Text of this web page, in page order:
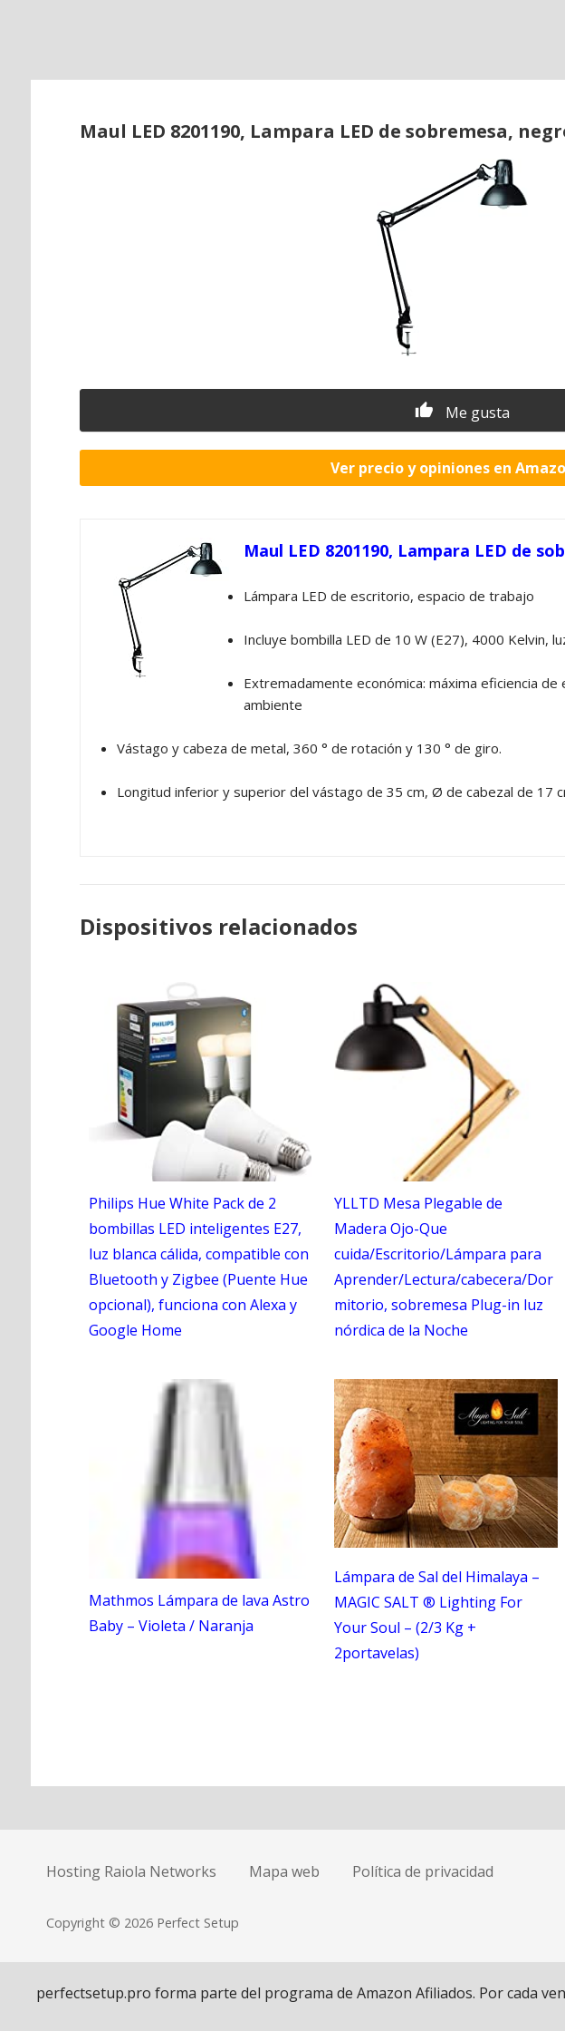
Maul LED 8201190, Lampara LED de sobremesa,
Me gusta
Ver precio y opiniones en
Maul LED 8201190, Lampara LED de
Lámpara LED de escritorio, espacio de trabajo
Incluye bombilla LED de 10 W (E27), 4000 Kelvin,
Extremadamente económica: máxima eficiencia
ambiente
Vástago y cabeza de metal, 360 ° de rotación y 130 ° de giro.
Longitud inferior y superior del vástago de 35 cm, Ø de cabezal de 17
Dispositivos relacionados
Philips Hue White Pack de 2
bombillas LED inteligentes E27,
luz blanca cálida, compatible con
Bluetooth y Zigbee (Puente Hue
opcional), funciona con Alexa y
Google Home
YLLTD Mesa Plegable de
Madera Ojo-Que
cuida/Escritorio/Lámpara para
Aprender/Lectura/cabecera/Dor
mitorio, sobremesa Plug-in luz
nórdica de la Noche
Mathmos Lámpara de lava Astro
Baby – Violeta / Naranja
Lámpara de Sal del Himalaya –
MAGIC SALT ® Lighting For
Your Soul – (2/3 Kg +
2portavelas)
c
Hosting Raiola Networks Mapa web Política de privacidad
Copyright © 2026 Perfect Setup
perfectsetup.pro forma parte del programa de Amazon Afiliados. Por cada